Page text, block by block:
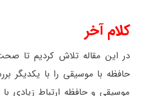
کلام آخر
در این مقاله تلاش کردیم تا
حافظه با موسیقی را با یکدیگر
موسیقی و حافظه ارتباط زیادی با